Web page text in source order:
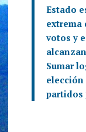
Estado
extrema
votos y
Sumar
partidos